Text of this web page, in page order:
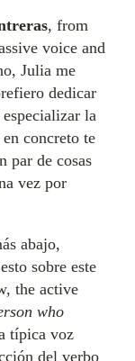
, from
voice and
Julia me
dedicar
la
concreto te
par de cosas
vez por
abajo,
sobre este
the active
who
típica voz
del verbo